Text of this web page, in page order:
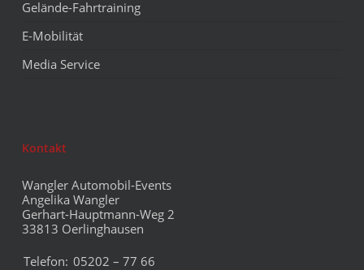
Gelände-Fahrtraining
E-Mobilität
Media Service
Kontakt
Wangler Automobil-Events
Angelika Wangler
Gerhart-Hauptmann-Weg 2
33813 Oerlinghausen
Telefon: 05202 – 77 66